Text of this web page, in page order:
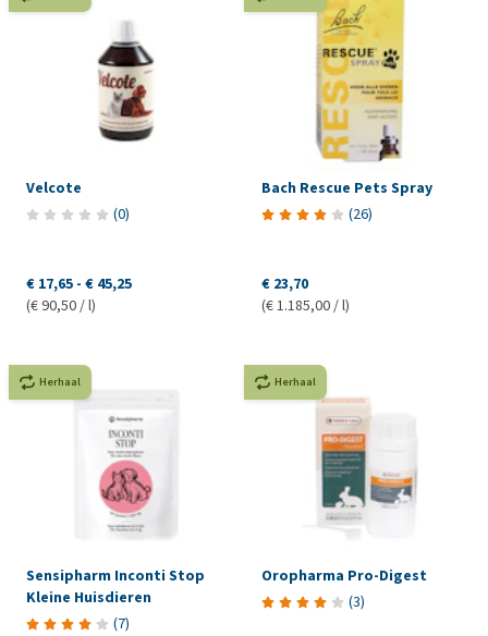
Velcote
(0)
€ 17,65 - € 45,25
(€ 90,50 / l)
Bach Rescue Pets Spray
(26)
€ 23,70
(€ 1.185,00 / l)
Herhaal
Sensipharm Inconti Stop
Kleine Huisdieren
(7)
Herhaal
Oropharma Pro-Digest
(3)